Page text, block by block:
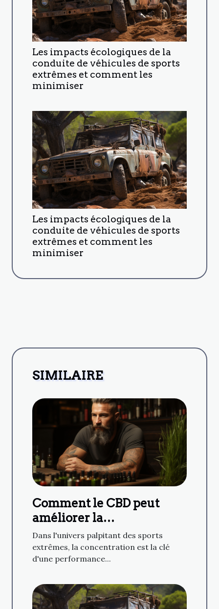
Les impacts écologiques de la
conduite de véhicules de sports
extrêmes et comment les
minimiser
Les impacts écologiques de la
conduite de véhicules de sports
extrêmes et comment les
minimiser
SIMILAIRE
Comment le CBD peut
améliorer la
concentration pour les
sports extrêmes
Dans l'univers palpitant des sports
extrêmes, la concentration est la clé
d'une performance...